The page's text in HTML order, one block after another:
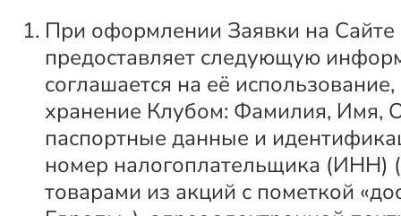
При оформлении Заявки на Сайте
предоставляет следующую
соглашается на её
хранение Клубом: Фамилия, Имя,
паспортные данные и
номер налогоплательщика (ИНН)
товарами из акций с пометкой